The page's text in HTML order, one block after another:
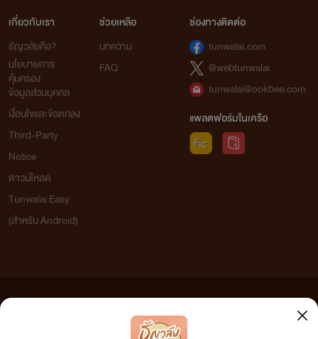
เกี่ยวกับเรา
ธัญวลัยคือ?
นโยบายการ
คุ้มครอง
ข้อมูลส่วนบุคคล
เงื่อนไขและข้อตกลง
Third-Party
Notice
ดาวน์โหลด
Tunwalai Easy
(สำหรับ Android)
ช่วยเหลือ
บทความ
FAQ
ช่องทางติดต่อ
tunwalai.com
@webtunwalai
tunwalai@ookbee.com
แพลตฟอร์มในเครือ
เว็บไซต์แห่งนี้ไม่ได้เห็นด้วยและไม่ขอรับผิดชอบต่อข้อความใดๆ ทั้งสิ้น ดังนั้นผู้อ่านทุกท่านโปรดใช้